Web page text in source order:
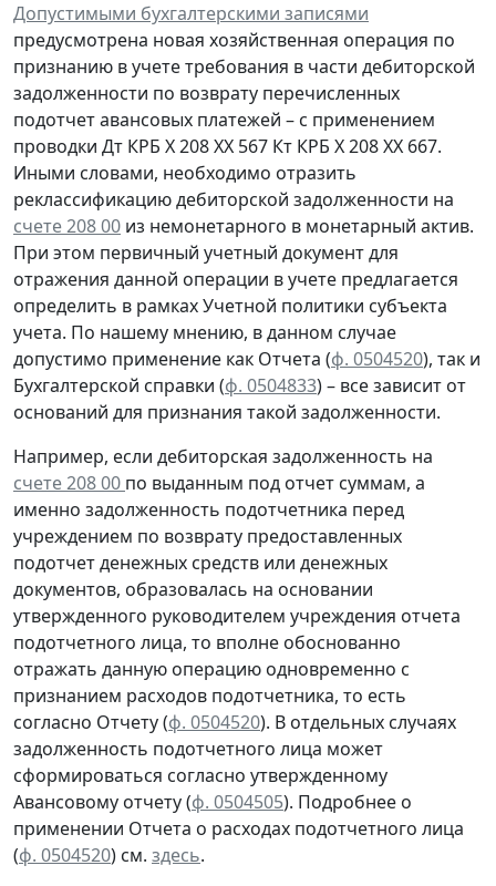
Допустимыми бухгалтерскими записями
предусмотрена новая хозяйственная операция по
признанию в учететребования в части дебиторской
задолженности по возврату перечисленных
подотчет авансовых платежей – с применением
проводки Дт КРБ Х 208 ХХ 567 Кт КРБ Х 208 ХХ 667.
Иными словами, необходимо отразить
реклассификацию дебиторской задолженности на
счете 208 00 из немонетарного в монетарный актив.
При этом первичный учетный документ для
отражения данной операции в учете предлагается
определить в рамках Учетной политики субъекта
учета. По нашему мнению, в данном случае
допустимо применение как Отчета (ф. 0504520), так и
Бухгалтерской справки (ф. 0504833) – все зависит от
оснований для признания такой задолженности.
Например, если дебиторская задолженность на
счете 208 00 по выданным под отчет суммам, а
именно задолженность подотчетника перед
учреждением по возврату предоставленных
подотчет денежных средств или денежных
документов, образовалась на основании
утвержденного руководителем учреждения отчета
подотчетного лица, то вполне обоснованно
отражать данную операцию одновременно с
признанием расходов подотчетника, то есть
согласно Отчету (ф. 0504520). В отдельных случаях
задолженность подотчетного лица может
сформироваться согласно утвержденному
Авансовому отчету(ф. 0504505). Подробнее о
применении Отчета о расходах подотчетного лица
(ф. 0504520) см. здесь.